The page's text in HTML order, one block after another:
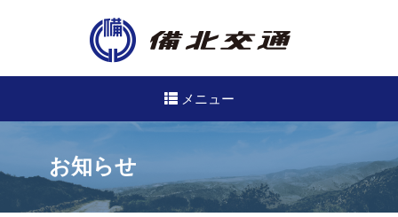
メニュー
高速バス
お知らせ